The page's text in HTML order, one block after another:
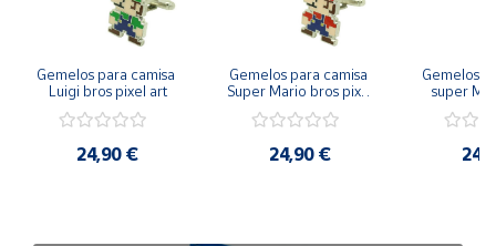
Gemelos para camisa
Luigi bros pixel art
24,90 €
Gemelos para camisa
Super Mario bros pixel
art
24,90 €
Gemelos
super
Luigi